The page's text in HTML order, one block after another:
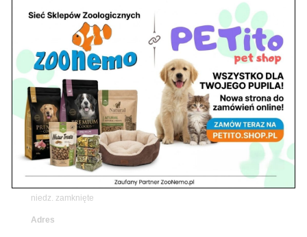
Znajdź nas
Adres
05-120 Legionowo
ul. Piłsudskiego 31,
pawilon 134
tel./fax. 22 784 71 96
Godziny pracy
pon. – piąt. 10.00 – 19.00
niedz. zamknięte
Adres